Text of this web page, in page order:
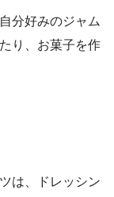
分好みのジャム
り、お菓子を作
は、ドレッシン